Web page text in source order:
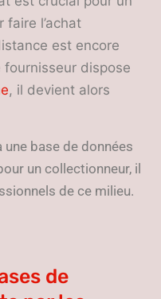
faire l’achat
est encore
fournisseur dispose
, il devient alors
base de données
un collectionneur, il
de ce milieu.
de